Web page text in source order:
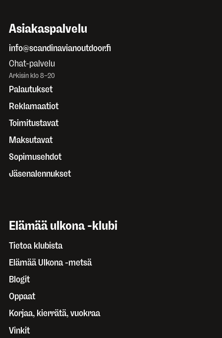
Asiakaspalvelu
info@scandinavianoutdoor.fi
Chat-palvelu
Arkisin klo 8–20
Palautukset
Reklamaatiot
Toimitustavat
Maksutavat
Sopimusehdot
Jäsenalennukset
Elämää ulkona -klubi
Tietoa klubista
Elämää Ulkona -metsä
Blogit
Oppaat
Korjaa, kierrätä, vuokraa
Vinkit